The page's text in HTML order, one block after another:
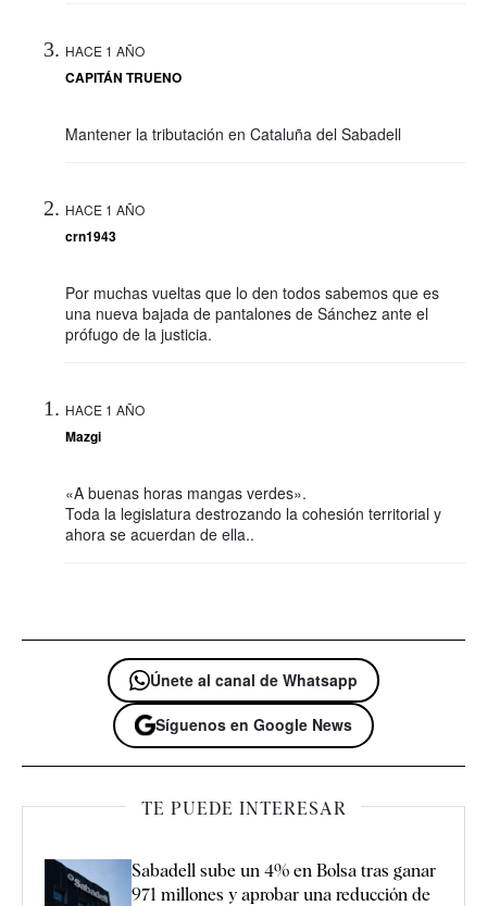
HACE 1 AÑO
CAPITÁN TRUENO
Mantener la tributación en Cataluña del Sabadell
HACE 1 AÑO
crn1943
Por muchas vueltas que lo den todos sabemos que es
una nueva bajada de pantalones de Sánchez ante el
prófugo de la justicia.
HACE 1 AÑO
Mazgi
«A buenas horas mangas verdes».
Toda la legislatura destrozando la cohesión territorial y
ahora se acuerdan de ella..
Únete al canal de Whatsapp
Síguenos en Google News
TE PUEDE INTERESAR
Sabadell sube un 4% en Bolsa tras ganar
971 millones y aprobar una reducción de